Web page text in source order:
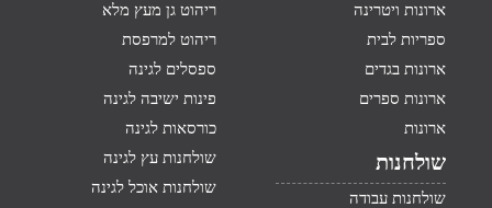
ארונות ויטרינה
ספריות לבית
ארונות בגדים
ארונות ספרים
ארונות
שולחנות
שולחנות עבודה
ריהוט גן מעץ מלא
ריהוט למרפסת
ספסלים לגינה
פינות ישיבה לגינה
כורסאות לגינה
שולחנות עץ לגינה
שולחנות אוכל לגינה